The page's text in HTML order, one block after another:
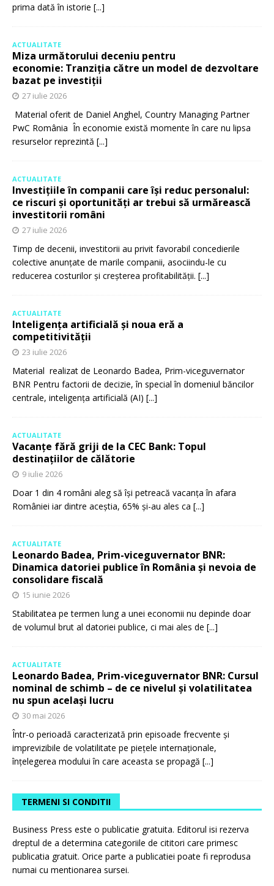
prima dată în istorie [...]
ACTUALITATE
Miza următorului deceniu pentru
economie: Tranziția către un model de dezvoltare
bazat pe investiții
27 iulie 2026
Material oferit de Daniel Anghel, Country Managing Partner
PwC România În economie există momente în care nu lipsa
resurselor reprezintă [...]
ACTUALITATE
Investițiile în companii care își reduc personalul:
ce riscuri și oportunități ar trebui să urmărească
investitorii români
27 iulie 2026
Timp de decenii, investitorii au privit favorabil concedierile
colective anunțate de marile companii, asociindu-le cu
reducerea costurilor și creșterea profitabilității. [...]
ACTUALITATE
Inteligența artificială și noua eră a
competitivității
23 iulie 2026
Material realizat de Leonardo Badea, Prim-viceguvernator
BNR Pentru factorii de decizie, în special în domeniul băncilor
centrale, inteligența artificială (AI) [...]
ACTUALITATE
Vacanțe fără griji de la CEC Bank: Topul
destinațiilor de călătorie
9 iulie 2026
Doar 1 din 4 români aleg să își petreacă vacanța în afara
României iar dintre aceștia, 65% și-au ales ca [...]
ACTUALITATE
Leonardo Badea, Prim-viceguvernator BNR:
Dinamica datoriei publice în România și nevoia de
consolidare fiscală
15 iunie 2026
Stabilitatea pe termen lung a unei economii nu depinde doar
de volumul brut al datoriei publice, ci mai ales de [...]
ACTUALITATE
Leonardo Badea, Prim-viceguvernator BNR: Cursul
nominal de schimb – de ce nivelul și volatilitatea
nu spun același lucru
30 mai 2026
Într-o perioadă caracterizată prin episoade frecvente și
imprevizibile de volatilitate pe piețele internaționale,
înțelegerea modului în care aceasta se propagă [...]
TERMENI SI CONDITII
Business Press este o publicatie gratuita. Editorul isi rezerva
dreptul de a determina categoriile de cititori care primesc
publicatia gratuit. Orice parte a publicatiei poate fi reprodusa
numai cu mentionarea sursei.